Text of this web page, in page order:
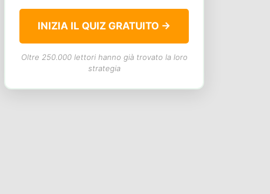
INIZIA IL QUIZ GRATUITO →
Oltre 250.000 lettori hanno già trovato la loro
strategia